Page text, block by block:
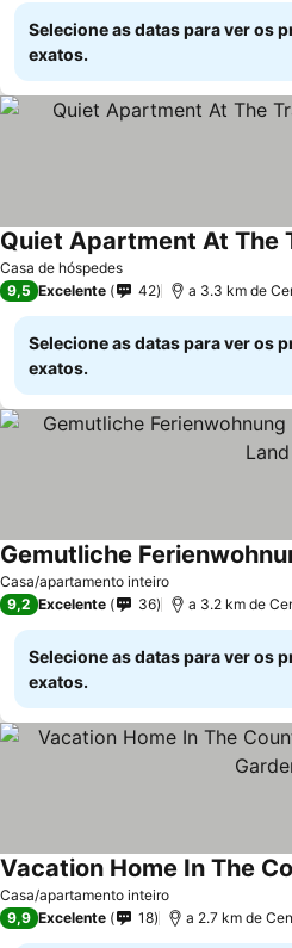
Selecione as datas para ver os
exatos.
Casa de hóspedes
9,5 Excelente 42 a 3.3 km de
Selecione as datas para ver os
exatos.
Casa/apartamento inteiro
9,2 Excelente 36 a 3.2 km de
Selecione as datas para ver os
exatos.
Casa/apartamento inteiro
9,9 Excelente 18 a 2.7 km de